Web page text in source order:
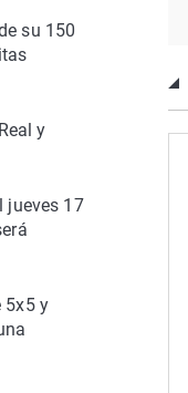
su 150
y
jueves 17
5x5 y